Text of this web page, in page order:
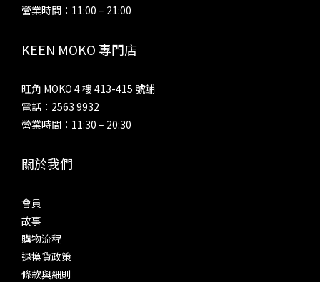
營業時間：11:00 – 21:00
KEEN MOKO 專門店
旺角 MOKO 4 樓 413-415 號舖
電話：2563 9932
營業時間：11:30 – 20:30
關於我們
會員
故事
購物流程
退換貨政策
條款與細則